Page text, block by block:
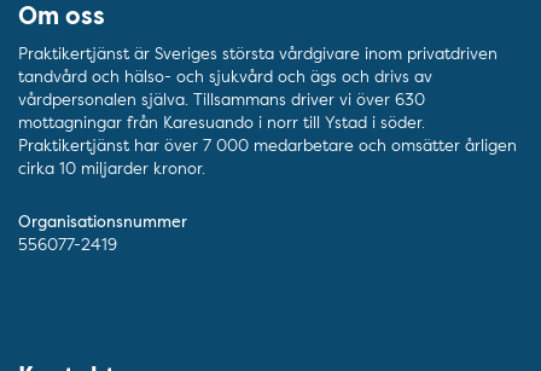
Om oss
Praktikertjänst är Sveriges största vårdgivare inom privatdriven
tandvård och hälso- och sjukvård och ägs och drivs av
vårdpersonalen själva. Tillsammans driver vi över 630
mottagningar från Karesuando i norr till Ystad i söder.
Praktikertjänst har över 7 000 medarbetare och omsätter årligen
cirka 10 miljarder kronor.
Organisationsnummer
556077-2419